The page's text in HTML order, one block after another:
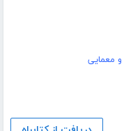
و معمایی